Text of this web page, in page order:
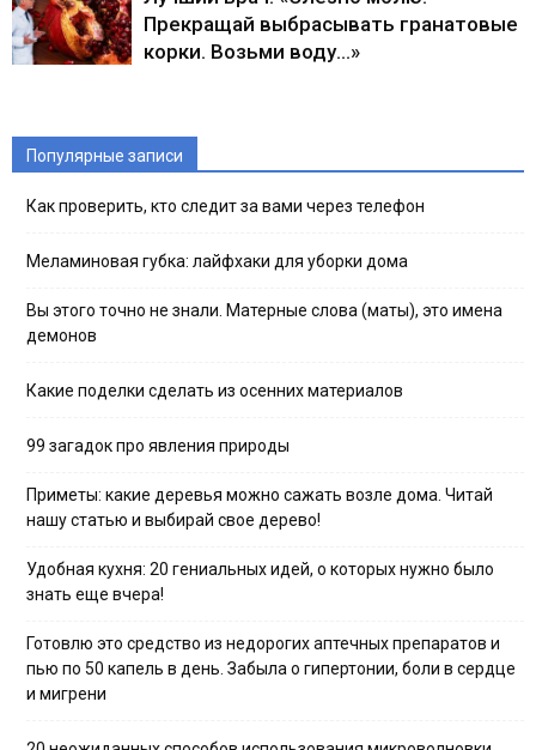
Прекращай выбрасывать гранатовые
корки. Возьми воду…»
Популярные записи
Как проверить, кто следит за вами через телефон
Меламиновая губка: лайфхаки для уборки дома
Вы этого точно не знали. Матерные слова (маты), это имена
демонов
Какие поделки сделать из осенних материалов
99 загадок про явления природы
Приметы: какие деревья можно сажать возле дома. Читай
нашу статью и выбирай свое дерево!
Удобная кухня: 20 гениальных идей, о которых нужно было
знать еще вчера!
Готовлю это средство из недорогих аптечных препаратов и
пью по 50 капель в день. Забыла о гипертонии, боли в сердце
и мигрени